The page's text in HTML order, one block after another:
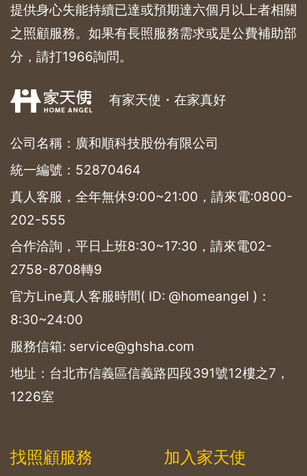
提供身心失能持續已達或預期達六個月以上者相關
之照顧服務。如果有長照服務需求或是公費補助部
分，請打1966詢問。
有家天使・在家真好
公司名稱：廣和順科技股份有限公司
統一編號：52870464
真人客服，全年無休9:00~21:00，請來電:0800-
202-555
合作洽詢，平日上班8:30~17:30，請來電02-
2758-8708轉9
官方Line真人客服時間( ID: @homeangel )：
8:30~24:00
服務信箱: service@ghsha.com
地址：台北市信義區信義路四段391號12樓之7，
1226室
找照顧服務 加入家天使